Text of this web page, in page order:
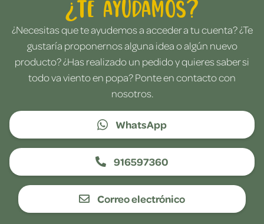
¿Te ayudamos?
¿Necesitas que te ayudemos a acceder a tu cuenta? ¿Te
gustaría proponernos alguna idea o algún nuevo
producto? ¿Has realizado un pedido y quieres saber si
todo va viento en popa? Ponte en contacto con
nosotros.
WhatsApp
916597360
Correo electrónico